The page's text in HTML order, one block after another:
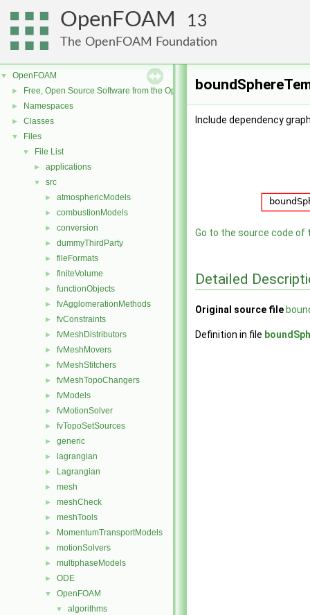
OpenFOAM 13
The OpenFOAM Foundation
▼ OpenFOAM
► Free, Open Source Software from the OpenFOAM Foundation
► Namespaces
► Classes
▼ Files
▼ File List
► applications
▼ src
► atmosphericModels
► combustionModels
► conversion
► dummyThirdParty
► fileFormats
► finiteVolume
► functionObjects
► fvAgglomerationMethods
► fvConstraints
► fvMeshDistributors
► fvMeshMovers
► fvMeshStitchers
► fvMeshTopoChangers
► fvModels
► fvMotionSolver
► fvTopoSetSources
► generic
► lagrangian
► Lagrangian
► mesh
► meshCheck
► meshTools
► MomentumTransportModels
► motionSolvers
► multiphaseModels
► ODE
▼ OpenFOAM
▼ algorithms
Include dependency
Go to the source code of
Detailed
Original source file
Definition in file